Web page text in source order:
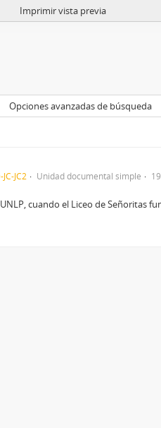
Imprimir vista previa
Opciones avanzadas de búsqueda
JC2 Unidad documental simple
cuando el Liceo de Señoritas